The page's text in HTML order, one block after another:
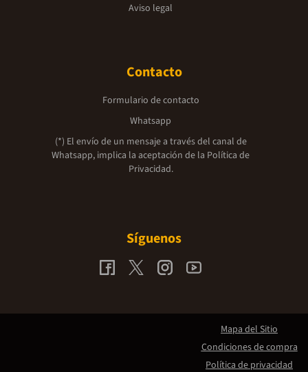
Aviso legal
Contacto
Formulario de contacto
Whatsapp
(*) El envío de un mensaje a través del canal de
Whatsapp, implica la aceptación de la Política de
Privacidad.
Síguenos
Mapa del Sitio
Condiciones de compra
Política de privacidad